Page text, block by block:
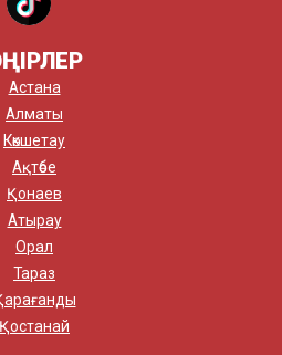
Астана
Алматы
Көкшетау
Ақтөбе
Қонаев
Атырау
Орал
Тараз
Қостанай